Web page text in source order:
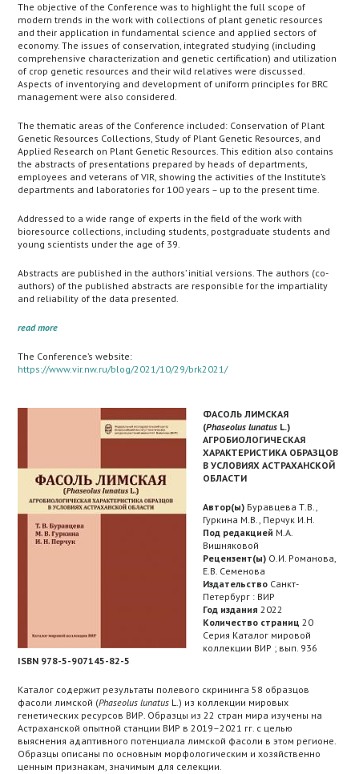
The objective of the Conference was to highlight the full scope of
modern trends in the work with collections of plant genetic resources
and their application in fundamental science and applied sectors of
economy. The issues of conservation, integrated studying (including
comprehensive characterization and genetic certification) and utilization
of crop genetic resources and their wild relatives were discussed.
Aspects of inventorying and development of uniform principles for BRC
management were also considered.
The thematic areas of the Conference included: Conservation of Plant
Genetic Resources Collections, Study of Plant Genetic Resources, and
Applied Research on Plant Genetic Resources. This edition also contains
the abstracts of presentations prepared by heads of departments,
employees and veterans of VIR, showing the activities of the Institute’s
departments and laboratories for 100 years – up to the present time.
Addressed to a wide range of experts in the field of the work with
bioresource collections, including students, postgraduate students and
young scientists under the age of 39.
Abstracts are published in the authors’ initial versions. The authors (co-
authors) of the published abstracts are responsible for the impartiality
and reliability of the data presented.
read more
The Conference’s website:
https://www.vir.nw.ru/blog/2021/10/29/brk2021/
ФАСОЛЬ ЛИМСКАЯ
(Phaseolus lunatus L.)
АГРОБИОЛОГИЧЕСКАЯ
ХАРАКТЕРИСТИКА ОБРАЗЦОВ
В УСЛОВИЯХ АСТРАХАНСКОЙ
ОБЛАСТИ
Автор(ы) Буравцева Т.В.,
Гуркина М.В., Перчук И.Н.
Под редакцией М.А.
Вишняковой
Рецензент(ы) О.И. Романова,
Е.В. Семенова
Издательство Санкт-
Петербург : ВИР
Год издания 2022
Количество страниц 20
Серия Каталог мировой
коллекции ВИР ; вып. 936
ISBN 978-5-907145-82-5
Каталог содержит результаты полевого скрининга 58 образцов
фасоли лимской (Phaseoluslunatus L.) из коллекции мировых
генетических ресурсов ВИР. Образцы из 22 стран мира изучены на
Астраханской опытной станции ВИР в 2019–2021 гг. с целью
выяснения адаптивного потенциала лимской фасоли в этом регионе.
Образцы описаны по основным морфологическим и хозяйственно
ценным признакам, значимым для селекции.